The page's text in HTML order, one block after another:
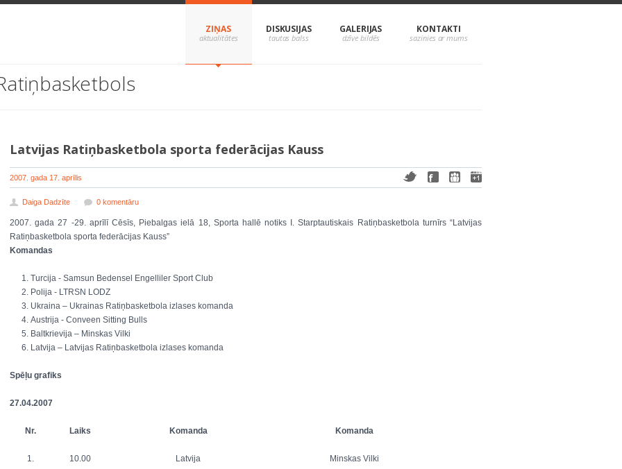
ZIŅAS DISKUSIJAS GALERIJAS KONTAKTI
Latvijas Ratiņbasketbola sporta federācijas Kauss
2007. gada 17. aprīlis
Daiga Dadzīte 0 komentāru
2007. gada 27 -29. aprīlī Cēsīs, Piebalgas ielā 18, Sporta hallē notiks I. Starptautiskais Ratiņbasketbola turnīrs “Latvijas
Ratiņbasketbola sporta federācijas Kauss”
Komandas
Turcija - Samsun Bedensel Engelliler Sport Club
Polija - LTRSN LODZ
Ukraina – Ukrainas Ratiņbasketbola izlases komanda
Austrija - Conveen Sitting Bulls
Baltkrievija – Minskas Vilki
Latvija – Latvijas Ratiņbasketbola izlases komanda
Spēļu grafiks
27.04.2007
Nr. Laiks Komanda Komanda
1. 10.00 Latvija Minskas Vilki